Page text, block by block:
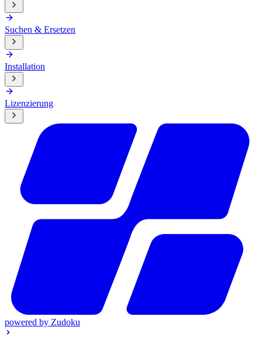
Suchen & Ersetzen
Installation
Lizenzierung
powered by Zudoku